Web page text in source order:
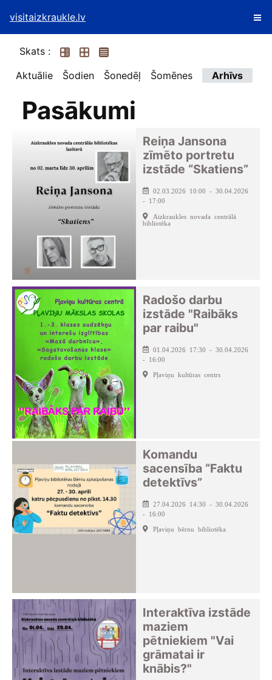
visitaizkraukle.lv
Skats :
Aktuālie
Šodien Šonedēļ Šomēnes Arhīvs
Pasākumi
Reiņa Jansona
zīmēto portretu
izstāde “Skatiens”
02.03.2026 10:00 - 30.04.2026
- 17:00
Aizkraukles novada centrālā
bibliotēka
Radošo darbu
izstāde "Raibāks
par raibu"
01.04.2026 17:30 - 30.04.2026
- 16:00
Pļaviņu kultūras centrs
Komandu
sacensība “Faktu
detektīvs”
27.04.2026 14:30 - 30.04.2026
- 16:00
Pļaviņu bērnu bibliotēka
Interaktīva izstāde
maziem
pētniekiem "Vai
grāmatai ir
knābis?"